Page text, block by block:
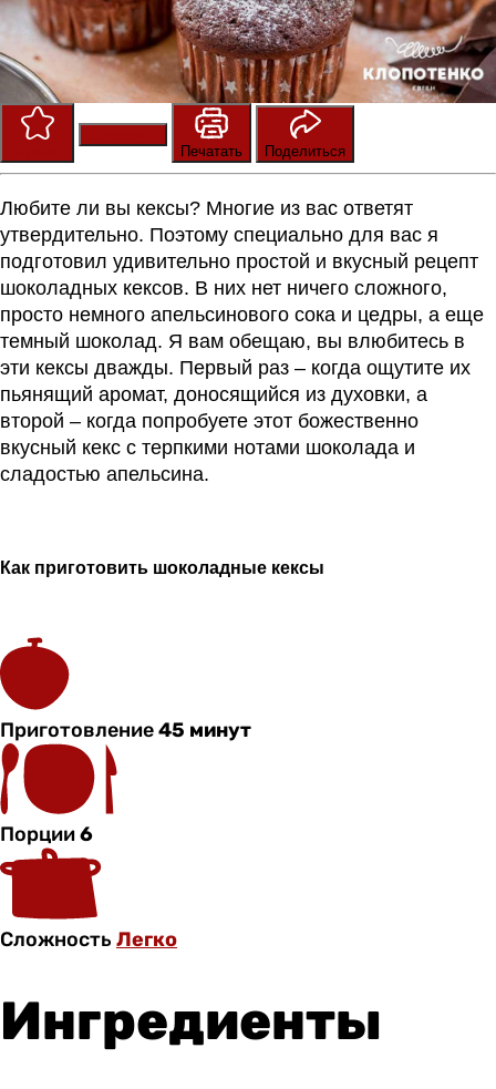
Печатать
Поделиться
Любите ли вы кексы? Многие из вас ответят
утвердительно. Поэтому специально для вас я
подготовил удивительно простой и вкусный рецепт
шоколадных кексов. В них нет ничего сложного,
просто немного апельсинового сока и цедры, а еще
темный шоколад. Я вам обещаю, вы влюбитесь в
эти кексы дважды. Первый раз – когда ощутите их
пьянящий аромат, доносящийся из духовки, а
второй – когда попробуете этот божественно
вкусный кекс с терпкими нотами шоколада и
сладостью апельсина.
Как приготовить шоколадные кексы
Приготовление45 минут
Порции6
Сложность Легко
Ингредиенты